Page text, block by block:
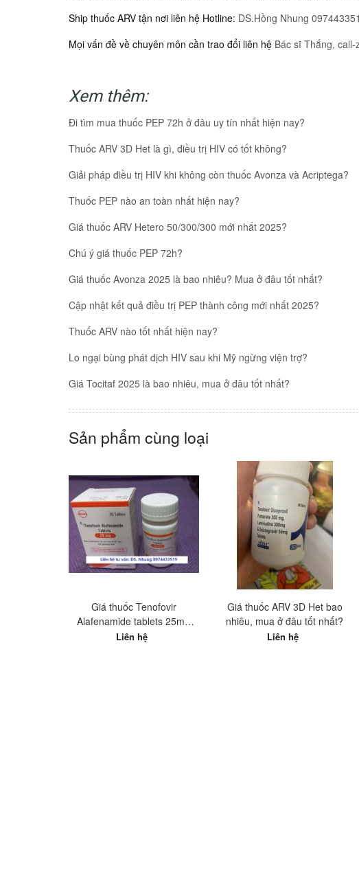
Ship thuốc ARV tận nơi liên hệ Hotline: DS.Hồng Nhung
Mọi vấn đề về chuyên môn cần trao đổi liên hệ Bác sĩ Thắng,
Xem thêm:
Đi tìm mua thuốc PEP 72h ở đâu uy tín nhất hiện nay?
Thuốc ARV 3D Het là gì, điều trị HIV có tốt không?
Giải pháp điều trị HIV khi không còn thuốc Avonza và Acriptega?
Thuốc PEP nào an toàn nhất hiện nay?
Giá thuốc ARV Hetero 50/300/300 mới nhất 2025?
Chú ý giá thuốc PEP 72h?
Giá thuốc Avonza 2025 là bao nhiêu? Mua ở đâu tốt nhất?
Cập nhật kết quả điều trị PEP thành công mới nhất 2025?
Thuốc ARV nào tốt nhất hiện nay?
Lo ngại bùng phát dịch HIV sau khi Mỹ ngừng viện trợ?
Giá Tocitaf 2025 là bao nhiêu, mua ở đâu tốt nhất?
Sản phẩm cùng loại
Giá thuốc Tenofovir
Alafenamide tablets 25mg
Hetero Ấn Độ? Mua ở đâu tốt
Liên hệ
Giá thuốc ARV 3D Het bao
nhiêu, mua ở đâu tốt nhất?
Liên hệ